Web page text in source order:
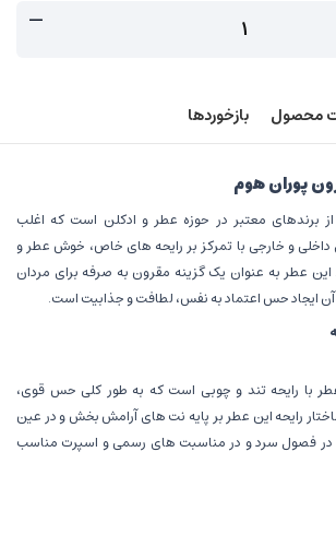
محصول بازخوردها
پوران هوم
برندهای معتبر در حوزه عطر و ادکلن است که اغلب
داخلی و خارجی با تمرکز بر رایحه های خاص، خوش عطر و
عطر به عنوان یک گزینه مقرون به صرفه برای مردان
ایجاد حس اعتماد به نفس، لطافت و جذابیت است.
با رایحه تند و چوبی است که به طور کلی حس قوی،
رایحه این عطر بر پایه نت های آرامش بخش و در عین
در فصول سرد و در مناسبت های رسمی و اسپرت مناسب